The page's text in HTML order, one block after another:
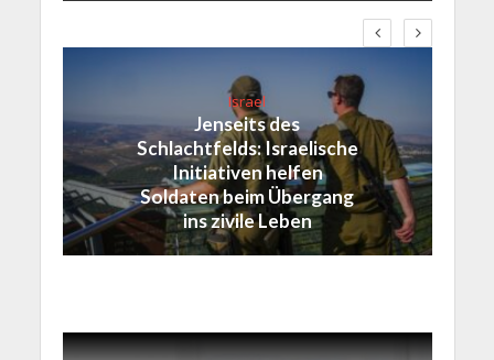
Israel
Jenseits des
Schlachtfelds: Israelische
Initiativen helfen
Soldaten beim Übergang
ins zivile Leben